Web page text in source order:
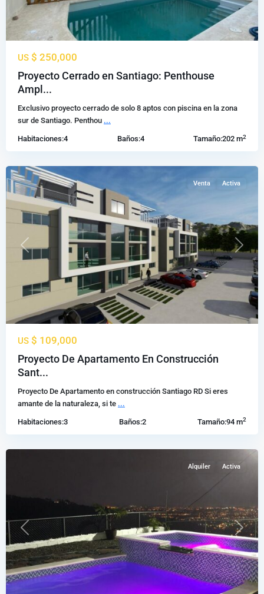
US $ 250,000
Proyecto Cerrado en Santiago: Penthouse
Ampl...
Exclusivo proyecto cerrado de solo 8 aptos con piscina en la zona
sur de Santiago. Penthou ...
Habitaciones:4 Baños:4 Tamaño:202 m2
los
Previous Next
Venta Activa
US $ 109,000
Proyecto De Apartamento En Construcción
Sant...
Proyecto De Apartamento en construcción Santiago RD Si eres
amante de la naturaleza, si te ...
Habitaciones:3 Baños:2 Tamaño:94 m2
En
Venta
Gurabo
Santiago
los
Previous Next
Alquiler Activa